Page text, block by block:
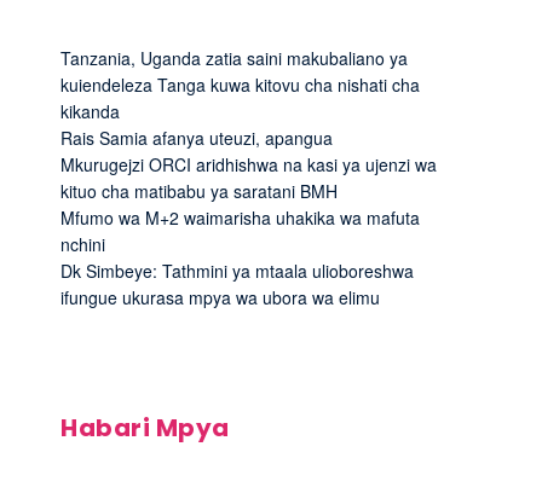
Tanzania, Uganda zatia saini makubaliano ya
kuiendeleza Tanga kuwa kitovu cha nishati cha
kikanda
Rais Samia afanya uteuzi, apangua
Mkurugejzi ORCI aridhishwa na kasi ya ujenzi wa
kituo cha matibabu ya saratani BMH
Mfumo wa M+2 waimarisha uhakika wa mafuta
nchini
Dk Simbeye: Tathmini ya mtaala ulioboreshwa
ifungue ukurasa mpya wa ubora wa elimu
Habari Mpya